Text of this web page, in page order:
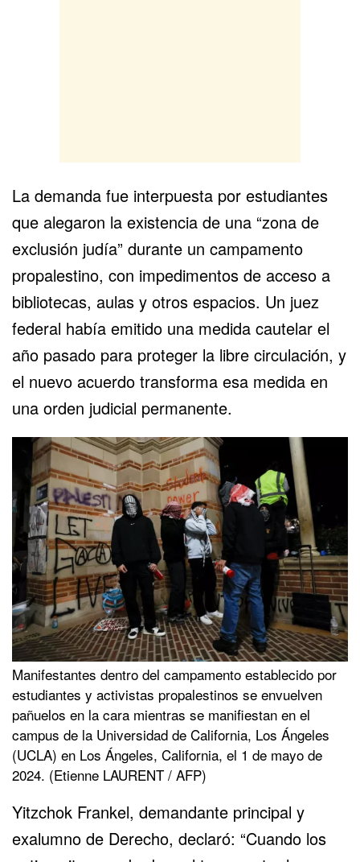
La demanda fue interpuesta por estudiantes
que alegaron la existencia de una “zona de
exclusión judía” durante un campamento
propalestino, con impedimentos de acceso a
bibliotecas, aulas y otros espacios. Un juez
federal había emitido una medida cautelar el
año pasado para proteger la libre circulación, y
el nuevo acuerdo transforma esa medida en
una orden judicial permanente.
Manifestantes dentro del campamento establecido por
estudiantes y activistas propalestinos se envuelven
pañuelos en la cara mientras se manifiestan en el
campus de la Universidad de California, Los Ángeles
(UCLA) en Los Ángeles, California, el 1 de mayo de
2024. (Etienne LAURENT / AFP)
Yitzchok Frankel, demandante principal y
exalumno de Derecho, declaró: “Cuando los